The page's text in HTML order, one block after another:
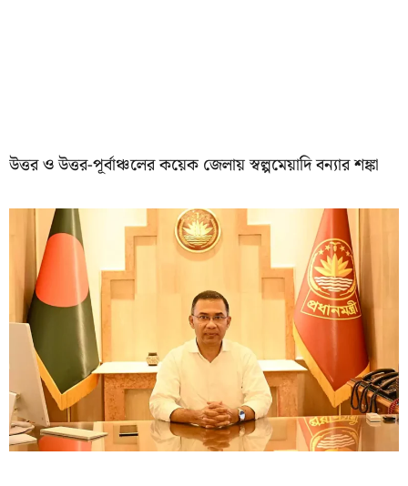
উত্তর ও উত্তর-পূর্বাঞ্চলের কয়েক জেলায় স্বল্পমেয়াদি বন্যার শঙ্কা